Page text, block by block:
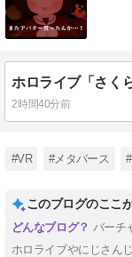
2時間40分前
#VR #メタバース
このブログのここ
バーチ
ホロライブやにじさん